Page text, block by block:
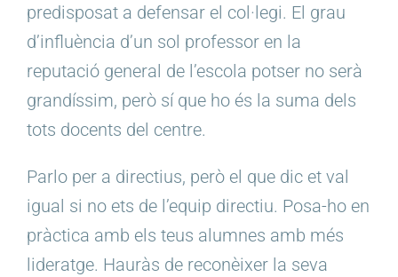
predisposat a defensar el col·legi. El grau
d’influència d’un sol professor en la
reputació general de l’escola potser no serà
grandíssim, però sí que ho és la suma dels
tots docents del centre.
Parlo per a directius, però el que dic et val
igual si no ets de l’equip directiu. Posa-ho en
pràctica amb els teus alumnes amb més
lideratge. Hauràs de reconèixer la seva